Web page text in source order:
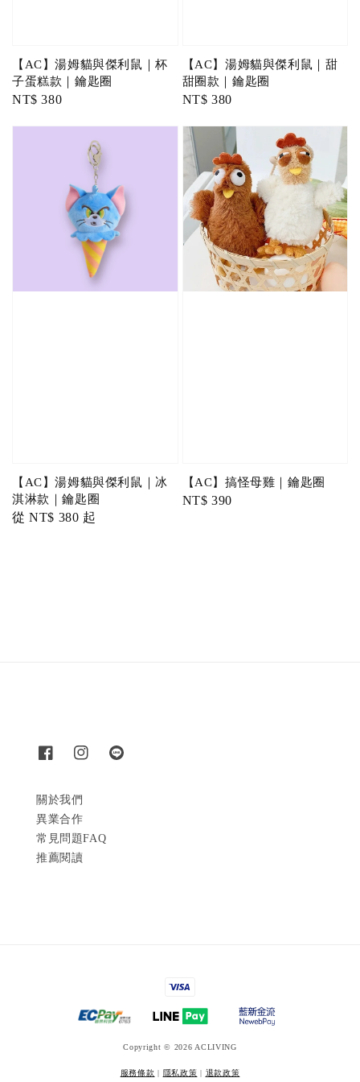
【AC】湯姆貓與傑利鼠｜杯
子蛋糕款｜鑰匙圈
Regular
NT$ 380
【AC】湯姆貓與傑利鼠｜甜
甜圈款｜鑰匙圈
Regular
NT$ 380
【AC】湯姆貓與傑利鼠｜冰
淇淋款｜鑰匙圈
Regular
從NT$ 380 起
【AC】搞怪母雞｜鑰匙圈
Regular
NT$ 390
關於我們
異業合作
常見問題FAQ
推薦閱讀
Copyright © 2026 ACLIVING
服務條款 | 隱私政策 | 退款政策